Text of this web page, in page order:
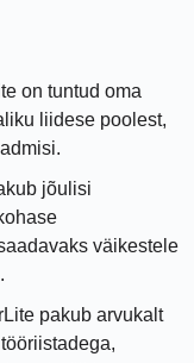
on tuntud oma
liidese poolest,
jõulisi
väikestele
pakub arvukalt